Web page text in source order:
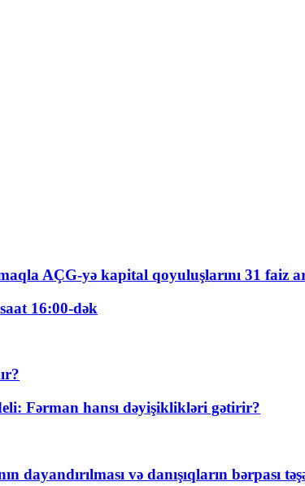
AÇG-yə kapital qoyuluşlarını 31 faiz
16:00-dək
Fərman hansı dəyişiklikləri gətirir?
və danışıqların bərpası